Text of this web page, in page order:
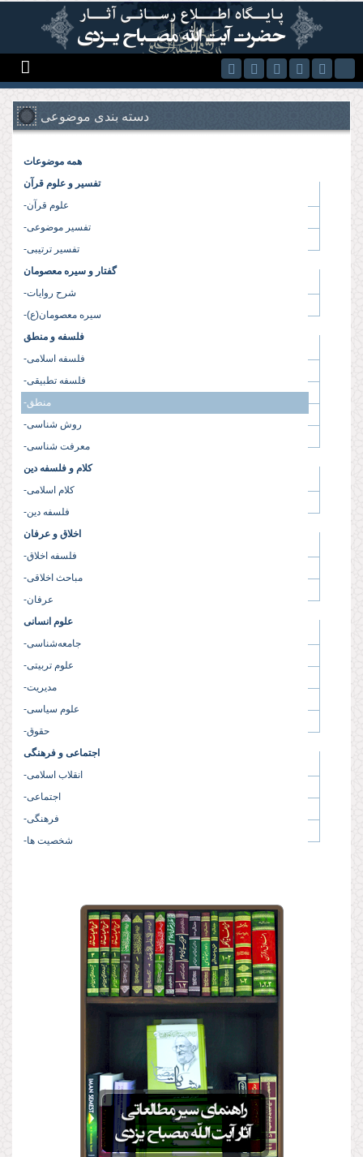
Skip to main content
دسته بندی موضوعی
همه موضوعات
تفسیر و علوم قرآن
-علوم قرآن
-تفسیر موضوعی
-تفسیر ترتیبی
گفتار و سیره معصومان
-شرح روایات
-سیره معصومان(ع)
فلسفه و منطق
-فلسفه اسلامی
-فلسفه تطبیقی
-منطق
-روش شناسی
-معرفت شناسی
کلام و فلسفه دین
-کلام اسلامی
-فلسفه دین
اخلاق و عرفان
-فلسفه اخلاق
-مباحث اخلاقی
-عرفان
علوم انسانی
-جامعه‌شناسی
-علوم تربیتی
-مدیریت
-علوم سیاسی
-حقوق
اجتماعی و فرهنگی
-انقلاب اسلامی
-اجتماعی
-فرهنگی
-شخصیت ها